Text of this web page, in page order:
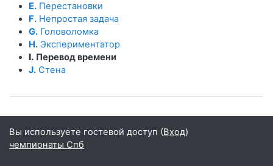
E. Перестановки
F. Непростая задача
G. Головоломка
H. Экспериментатор
I. Перевод времени
J. Стена
Вы используете гостевой доступ (Вход)
чемпионаты Спб